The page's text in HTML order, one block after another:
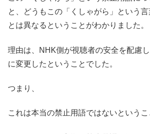
と、どうもこの「くしゃがら」という
とは異なるということがわかりました。
理由は、NHK側が視聴者の安全を配慮
に変更したということでした。
つまり、
これは本当の禁止用語ではないというこ